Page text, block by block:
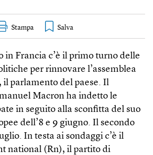
Stampa
in Francia c’è il primo turno delle
per rinnovare l’assemblea
il parlamento del paese. Il
Macron ha indetto le
in seguito alla sconfitta del suo
dell’8 e 9 giugno. Il secondo
In testa ai sondaggi c’è il
national (Rn), il partito di